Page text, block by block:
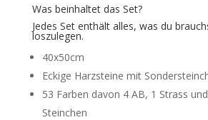
Was beinhaltet das Set?
Jedes Set enthält alles, was du
loszulegen.
40x50cm
Eckige Harzsteine mit
53 Farben davon 4 AB, 1 Strass
Steinchen